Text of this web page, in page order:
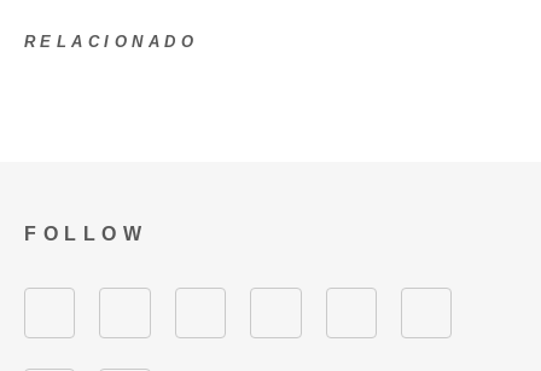
RELACIONADO
FOLLOW